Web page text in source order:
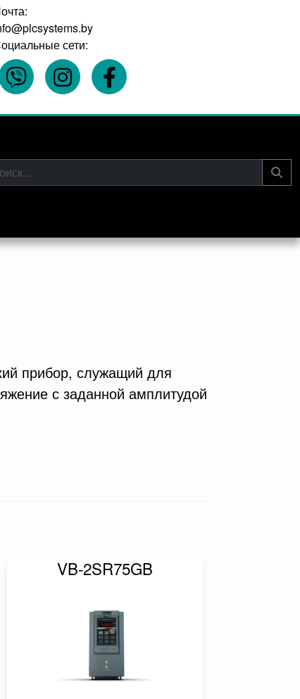
сети:
прибор, служащий для
с заданной амплитудой
VB-2SR75GB